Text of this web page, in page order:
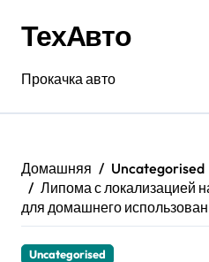
содержанию
ТехАвто
Прокачка авто
Домашняя
Uncategorised
Липома с локализацией
для домашнего
Uncategorised